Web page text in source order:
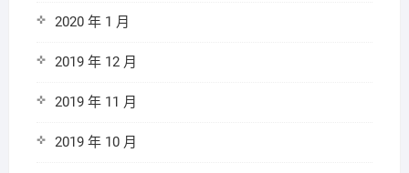
2020 年 1 月
2019 年 12 月
2019 年 11 月
2019 年 10 月